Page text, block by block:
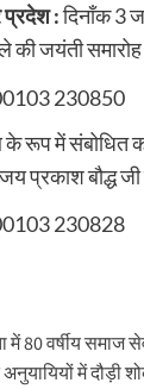
प्रदेश :दिनाँक 3
की जयंती
के रूप में संबोधित
जय प्रकाश बौद्ध
में 80 वर्षीय समाज
अनुयायियों में दौड़ी